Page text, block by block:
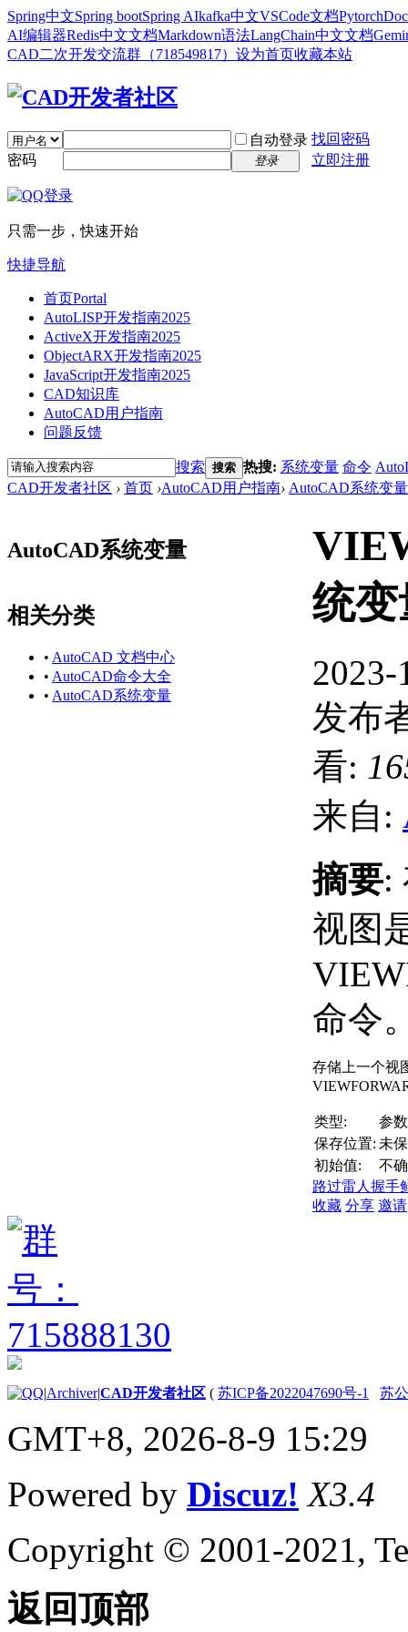
Spring中文Spring bootSpring AIkafka中文VSCode文档Pytorch
AI编辑器Redis中文文档Markdown语法LangChain中文文档
CAD二次开发交流群（718549817） 设为首页收藏本站
自动登录 找回密码
密码
登录 立即注册
只需一步，快速开始
快捷导航
首页Portal
AutoLISP开发指南2025
ActiveX开发指南2025
ObjectARX开发指南2025
JavaScript开发指南2025
CAD知识库
AutoCAD用户指南
问题反馈
搜索 搜索 热搜: 系统变量 命令
CAD开发者社区 › 首页 ›AutoCAD用户指南› AutoCAD系统变量
AutoCAD系统变量
相关分类
• AutoCAD 文档中心
• AutoCAD命令大全
• AutoCAD系统变量
统
2023-
发布
看:
来自:
摘要:
视图
命令
存储上一个视
类型:
参数
保存位置: 未
初始值:
不
路过雷人 握手
收藏 分享 邀请
|Archiver|CAD开发者社区 ( 苏ICP备2022047690号-1 苏
GMT+8, 2026-8-9 15:29
Powered by Discuz! X3.4
Copyright © 2001-2021,
返回顶部